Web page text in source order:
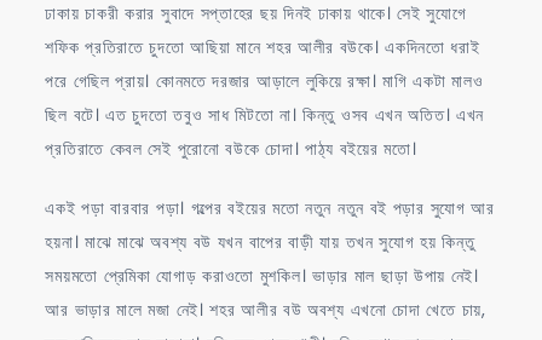
ঢাকায় চাকরী করার সুবাদে সপ্তাহের ছয় দিনই ঢাকায় থাকে। সেই সুযোগে
শফিক প্রতিরাতে চুদতো আছিয়া মানে শহর আলীর বউকে। একদিনতো ধরাই
পরে গেছিল প্রায়। কোনমতে দরজার আড়ালে লুকিয়ে রক্ষা। মাগি একটা মালও
ছিল বটে। এত চুদতো তবুও সাধ মিটতো না। কিন্তু ওসব এখন অতিত। এখন
প্রতিরাতে কেবল সেই পুরোনো বউকে চোদা। পাঠ্য বইয়ের মতো।
একই পড়া বারবার পড়া। গল্পের বইয়ের মতো নতুন নতুন বই পড়ার সুযোগ আর
হয়না। মাঝে মাঝে অবশ্য বউ যখন বাপের বাড়ী যায় তখন সুযোগ হয় কিন্তু
সময়মতো প্রেমিকা যোগাড় করাওতো মুশকিল। ভাড়ার মাল ছাড়া উপায় নেই।
আর ভাড়ার মালে মজা নেই। শহর আলীর বউ অবশ্য এখনো চোদা খেতে চায়,